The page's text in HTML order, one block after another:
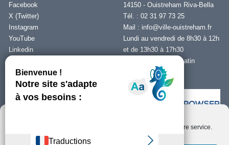
Nous utilisons des cookies pour optimiser notre site web et notre service.
Facebook
X (Twitter)
Instagram
YouTube
Linkedin
14150 - Ouistreham Riva-Bella
Tél. : 02 31 97 73 25
Mail : info@ville-ouistreham.fr
Lundi au vendredi de 8h30 à 12h
et de 13h30 à 17h30
Fermeture le jeudi matin
Nous contacter
Installer Ability Browser
Qu’est ce que Ability Browser ?